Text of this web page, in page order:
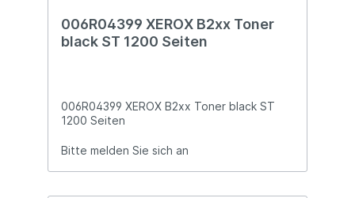
006R04399 XEROX B2xx Toner
black ST 1200 Seiten
006R04399 XEROX B2xx Toner black ST
1200 Seiten
Bitte melden Sie sich an